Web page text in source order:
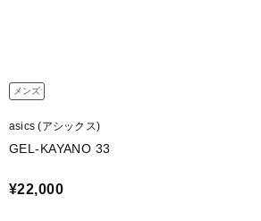
メンズ
asics (アシックス)
GEL-KAYANO 33
¥22,000